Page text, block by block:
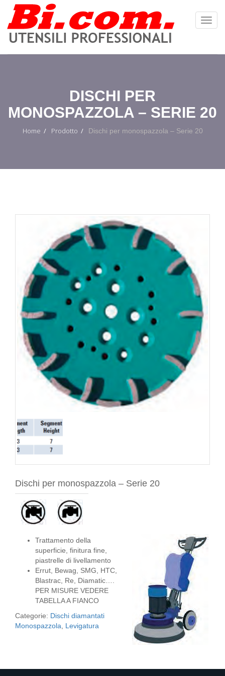
DISCHI PER
MONOSPAZZOLA – SERIE 20
Home Prodotto Dischi per monospazzola – Serie 20
Dischi per monospazzola – Serie 20
Trattamento della
superficie, finitura fine,
piastrelle di livellamento
Errut, Bewag, SMG, HTC,
Blastrac, Re, Diamatic….
PER MISURE VEDERE
TABELLA A FIANCO
Categorie: Dischi diamantati
Monospazzola
Levigatura